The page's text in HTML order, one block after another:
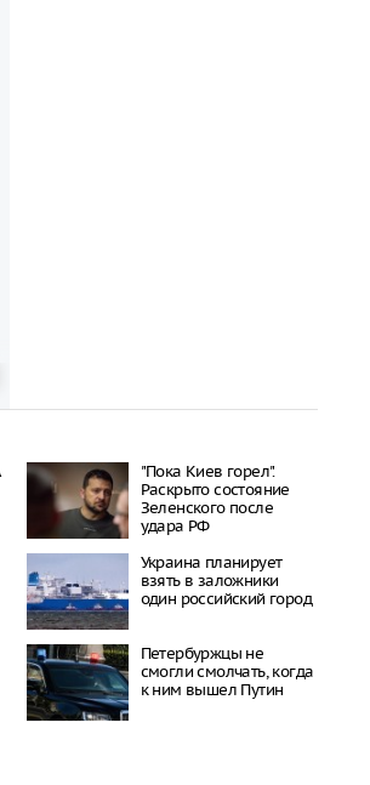
"Пока Киев горел".
Раскрыто состояние
Зеленского после
удара РФ
Украина планирует
взять в заложники
один российский город
Петербуржцы не
смогли смолчать, когда
к ним вышел Путин